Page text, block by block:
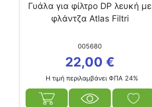
Γυάλα για φίλτρο DP λευκή με
φλάντζα Atlas Filtri
005680
22,00 €
Η τιμή περιλαμβάνει ΦΠΑ 24%